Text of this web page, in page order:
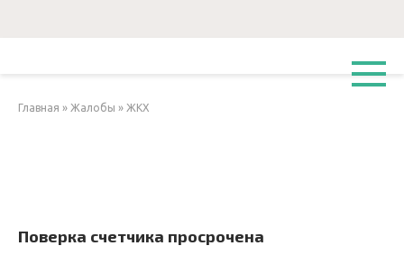
Главная » Жалобы » ЖКХ
Поверка счетчика просрочена